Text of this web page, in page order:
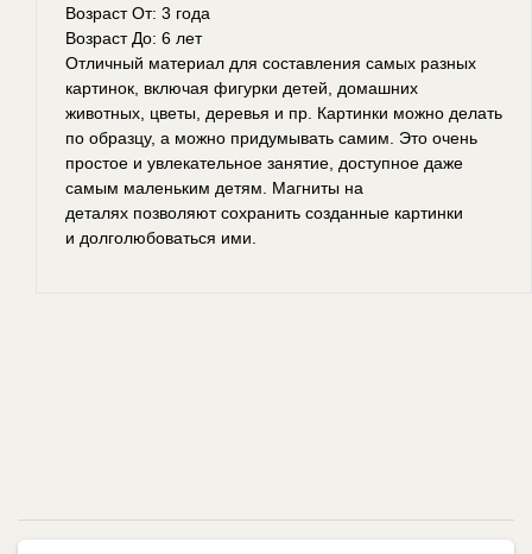
Возраст От: 3 года
Возраст До: 6 лет
Отличный материал для составления самых разных
картинок, включая фигурки детей, домашних
животных, цветы, деревья и пр. Картинки можно делать
по образцу, а можно придумывать самим. Это очень
простое и увлекательное занятие, доступное даже
самым маленьким детям. Магниты на
деталях позволяют сохранить созданные картинки
и долголюбоваться ими.